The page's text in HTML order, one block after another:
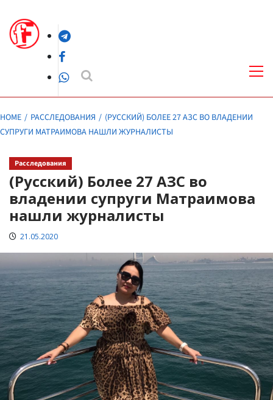
content
Telegram
Facebook
WhatsApp
HOME РАССЛЕДОВАНИЯ
(РУССКИЙ) БОЛЕЕ 27 АЗС ВО ВЛАДЕНИИ
СУПРУГИ МАТРАИМОВА НАШЛИ ЖУРНАЛИСТЫ
Расследования
(Русский) Более 27 АЗС во
владении супруги Матраимова
нашли журналисты
21.05.2020